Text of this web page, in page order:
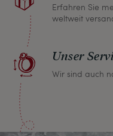
Erfahren Sie
weltweit
Unser
Wir sind auch